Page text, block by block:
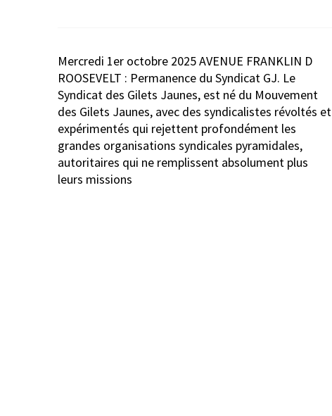
Navigation
de
l’article
Mercredi 1er octobre 2025 AVENUE FRANKLIN D
ROOSEVELT : Permanence du Syndicat GJ. Le
Syndicat des Gilets Jaunes, est né du Mouvement
des Gilets Jaunes, avec des syndicalistes révoltés et
expérimentés qui rejettent profondément les
grandes organisations syndicales pyramidales,
autoritaires qui ne remplissent absolument plus
leurs missions